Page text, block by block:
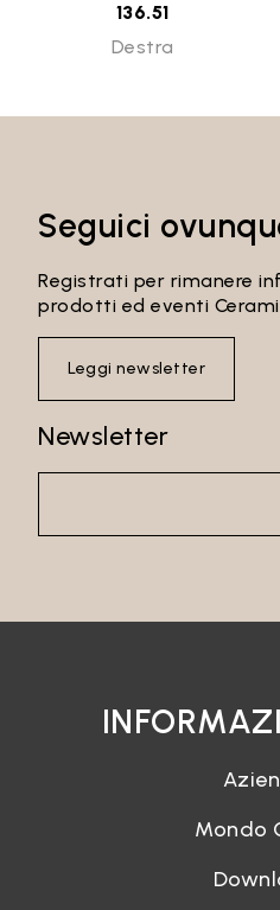
136.51
Destra
Seguici
Registrati per rimanere
prodotti ed eventi
Leggi newsletter
Newsletter
Mondo